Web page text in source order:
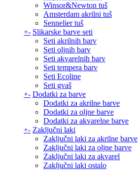
Winsor&Newton tuš
Amsterdam akrilni tuš
Sennelier tuš
+- Slikarske barve seti
Seti akrilnih barv
Seti oljnih barv
Seti akvarelnih barv
Seti tempera barv
Seti Ecoline
Seti gvaš
+- Dodatki za barve
Dodatki za akrilne barve
Dodatki za oljne barve
Dodatki za akvarelne barve
+- Zaključni laki
Zaključni laki za akrilne barve
Zaključni laki za oljne barve
Zaključni laki za akvarel
Zaključni laki ostalo